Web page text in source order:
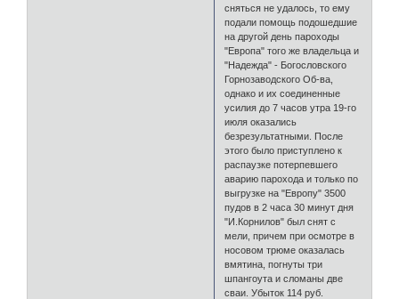
сняться не удалось, то ему
подали помощь подошедшие
на другой день пароходы
"Европа" того же владельца и
"Надежда" - Богословского
Горнозаводского Об-ва,
однако и их соединенные
усилия до 7 часов утра 19-го
июля оказались
безрезультатными. После
этого было приступлено к
распаузке потерпевшего
аварию парохода и только по
выгрузке на "Европу" 3500
пудов в 2 часа 30 минут дня
"И.Корнилов" был снят с
мели, причем при осмотре в
носовом трюме оказалась
вмятина, погнуты три
шпангоута и сломаны две
сваи. Убыток 114 руб.